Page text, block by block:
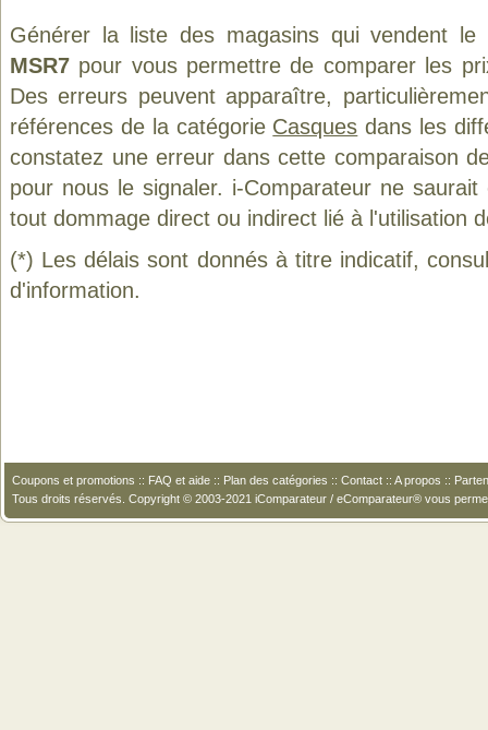
Générer la liste des magasins qui vendent
MSR7 pour vous permettre de comparer les
Des erreurs peuvent apparaître,
références de la catégorie Casques dans les
constatez une erreur dans cette comparaison
pour nous le signaler. i-Comparateur ne
tout dommage direct ou indirect lié à l'utilisation
(*) Les délais sont donnés à titre indicatif,
d'information.
Coupons et promotions :: FAQ et aide :: Plan des catégories :: Contact :: A propos ::
Tous droits réservés. Copyright © 2003-2021 iComparateur / eComparateur® vous